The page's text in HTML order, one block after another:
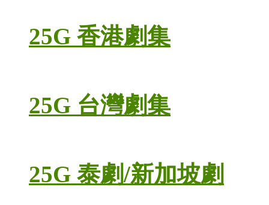
25G 香港劇集
25G 台灣劇集
25G 泰劇/新加坡劇